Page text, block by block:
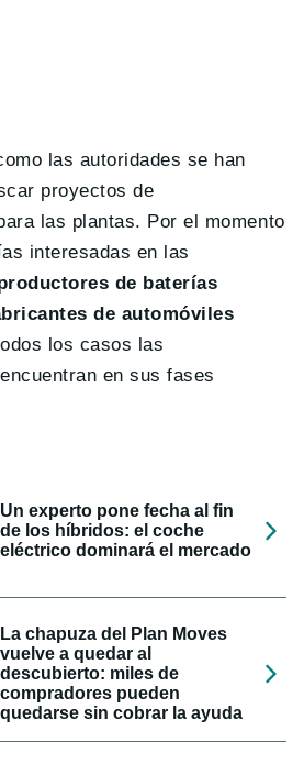
las autoridades se han
proyectos de
las plantas. Por el momento
interesadas en las
de baterías
de automóviles
los casos las
en sus fases
Un experto pone fecha al fin
de los híbridos: el coche
eléctrico dominará el mercado
La chapuza del Plan Moves
vuelve a quedar al
descubierto: miles de
compradores pueden
quedarse sin cobrar la ayuda